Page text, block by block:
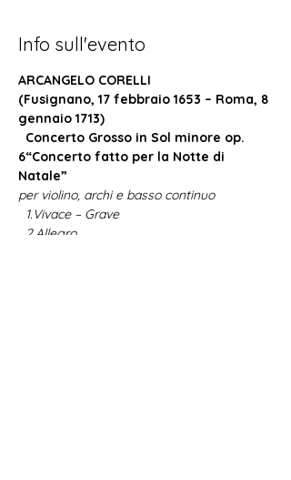
Info sull'evento
ARCANGELO CORELLI
(Fusignano, 17 febbraio 1653 – Roma, 8
gennaio 1713)
Concerto Grosso in Sol minore op.
6“Concerto fatto per la Notte di
Natale”
per violino, archi e basso continuo
1. Vivace – Grave
2. Allegro